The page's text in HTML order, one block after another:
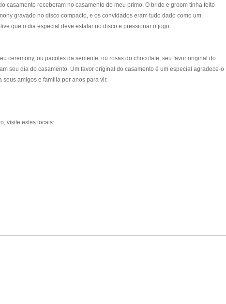
casamento receberam no casamento do meu primo. O bride e groom tinha feito
gravado no disco compacto, e os convidados eram tudo dado como um
que o dia especial deve estalar no disco e pressionar o jogo.
ceremony, ou pacotes da semente, ou rosas do chocolate, seu favor original do
seu dia do casamento. Um favor original do casamento é um especial agradece-o
seus amigos e família por anos para vir.
visite estes locais: